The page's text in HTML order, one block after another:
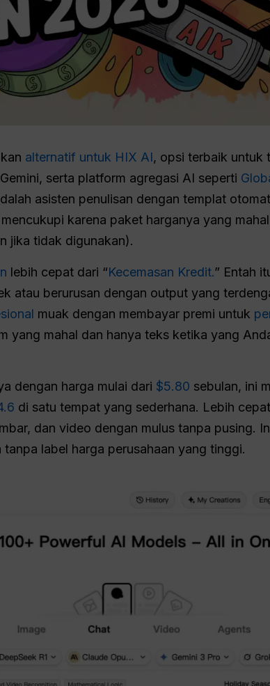
alternatif untuk HIX AI, opsi terbaik untuk
serta platform agregasi AI seperti
asisten penulisan dengan templat
karena paket harganya yang
jika tidak digunakan).
lebih cepat dari “Kecemasan Kredit.” Entah
atau berurusan dengan output yang
muak dengan membayar premi untuk
yang mahal dan hanya teks ketika yang
dengan harga mulai dari $5.80 sebulan, ini
di satu tempat yang sederhana. Lebih
dan video dengan mulus tanpa pusing.
label harga perusahaan yang tinggi.